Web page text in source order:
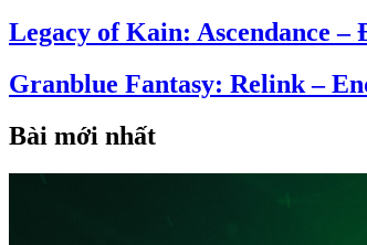
Legacy of Kain: Ascendance –
Granblue Fantasy: Relink –
Bài mới nhất